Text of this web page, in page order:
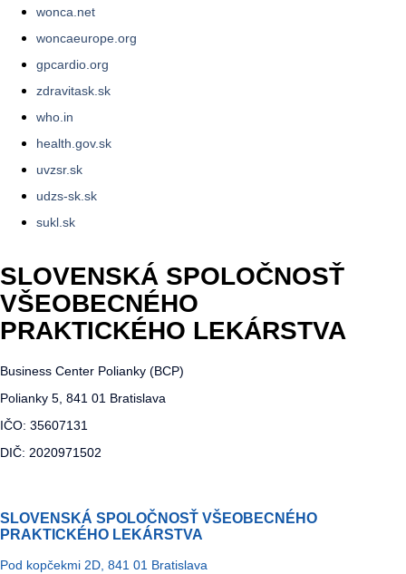
wonca.net
woncaeurope.org
gpcardio.org
zdravitask.sk
who.in
health.gov.sk
uvzsr.sk
udzs-sk.sk
sukl.sk
SLOVENSKÁ SPOLOČNOSŤ
VŠEOBECNÉHO
PRAKTICKÉHO LEKÁRSTVA
Business Center Polianky (BCP)
Polianky 5, 841 01 Bratislava
IČO: 35607131
DIČ: 2020971502
SLOVENSKÁ SPOLOČNOSŤ VŠEOBECNÉHO
PRAKTICKÉHO LEKÁRSTVA
Pod kopčekmi 2D, 841 01 Bratislava